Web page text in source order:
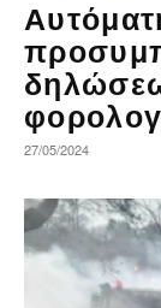
27/05/2024